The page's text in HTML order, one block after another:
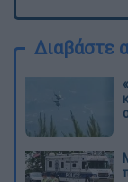
Διαβάστε